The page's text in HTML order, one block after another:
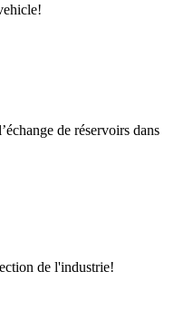
de réservoirs dans
de l'industrie!